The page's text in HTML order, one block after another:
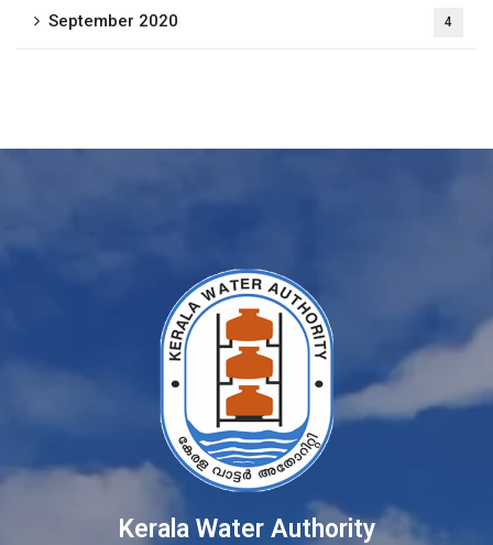
September 2020 4
Kerala Water Authority